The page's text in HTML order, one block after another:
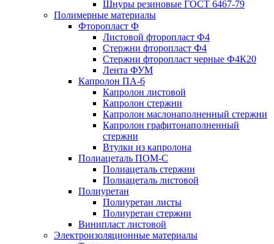
Шнуры резиновые ГОСТ 6467-79
Полимерные материалы
Фторопласт Ф
Листовой фторопласт Ф4
Стержни фторопласт Ф4
Стержни фторопласт черные Ф4К20
Лента ФУМ
Капролон ПА-6
Капролон листовой
Капролон стержни
Капролон маслонаполненный стержни
Капролон графитонаполненный
стержни
Втулки из капролона
Полиацеталь ПОМ-С
Полиацеталь стержни
Полиацеталь листовой
Полиуретан
Полиуретан листы
Полиуретан стержни
Винипласт листовой
Электроизоляционные материалы